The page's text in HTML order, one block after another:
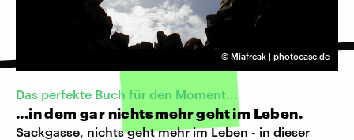
© Miafreak | photocase.de
Das perfekte Buch für den Moment...
...in dem gar nichts mehr geht im Leben.
Sackgasse, nichts geht mehr im Leben - in dieser